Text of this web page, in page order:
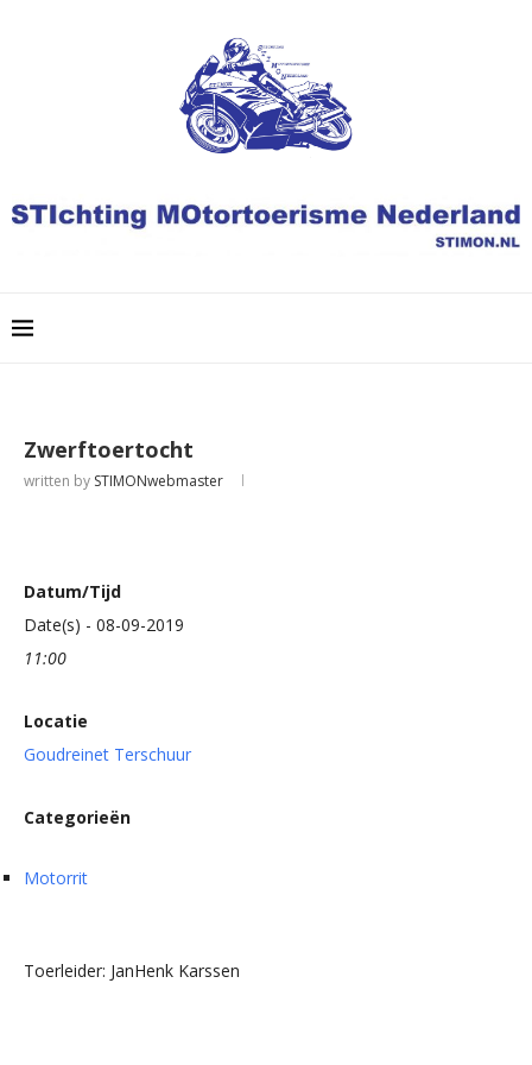
Zwerftoertocht
written by STIMONwebmaster
Datum/Tijd
Date(s) - 08-09-2019
11:00
Locatie
Goudreinet Terschuur
Categorieën
Motorrit
Toerleider: JanHenk Karssen